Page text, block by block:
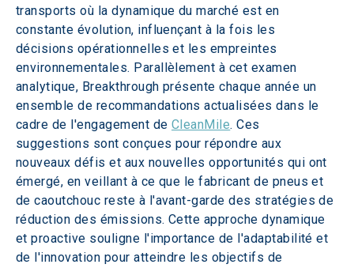
transports où la dynamique du marché est en
constante évolution, influençant à la fois les
décisions opérationnelles et les empreintes
environnementales. Parallèlement à cet examen
analytique, Breakthrough présente chaque année un
ensemble de recommandations actualisées dans le
cadre de l'engagement de CleanMile. Ces
suggestions sont conçues pour répondre aux
nouveaux défis et aux nouvelles opportunités qui ont
émergé, en veillant à ce que le fabricant de pneus et
de caoutchouc reste à l'avant-garde des stratégies de
réduction des émissions. Cette approche dynamique
et proactive souligne l'importance de l'adaptabilité et
de l'innovation pour atteindre les objectifs de